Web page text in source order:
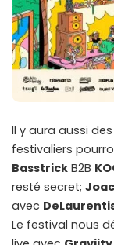
Il y aura aussi
festivaliers
Basstrick B2B
resté secret;
avec
Le festival nous